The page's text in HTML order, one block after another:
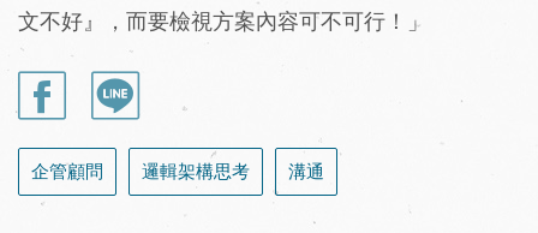
文不好』，而要檢視方案內容可不可行！」
企管顧問 邏輯架構思考 溝通